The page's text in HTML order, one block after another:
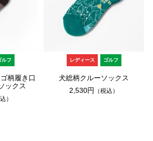
ルフ
柄履き口
ックス
）
レディース ゴルフ
犬総柄クルーソックス
2,530円
（税込）